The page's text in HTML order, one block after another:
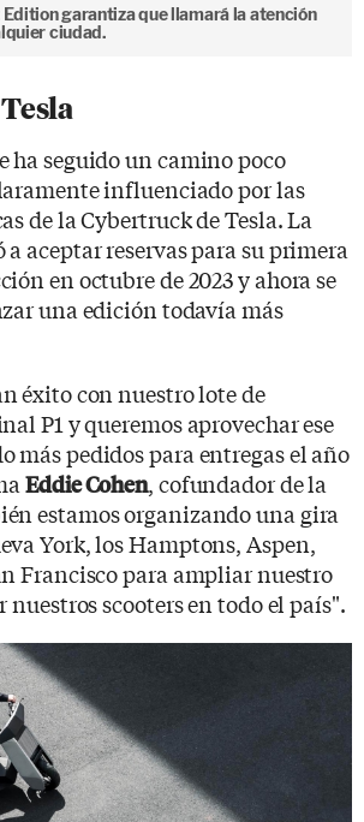
Edition garantiza que llamará la atención
ciudad.
seguido un camino poco
influenciado por las
de la Cybertruck de Tesla. La
aceptar reservas para su primera
en octubre de 2023 y ahora se
una edición todavía más
éxito con nuestro lote de
P1 y queremos aprovechar ese
más pedidos para entregas el año
Eddie Cohen, cofundador de la
estamos organizando una gira
York, los Hamptons, Aspen,
Francisco para ampliar nuestro
scooters en todo el país".